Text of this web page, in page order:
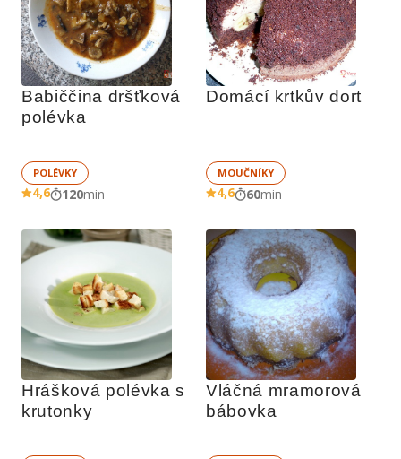
Babiččina dršťková
polévka
POLÉVKY
4,6 120min
Domácí krtkův dort
MOUČNÍKY
4,6 60min
Hrášková polévka s
krutonky
Vláčná mramorová
bábovka